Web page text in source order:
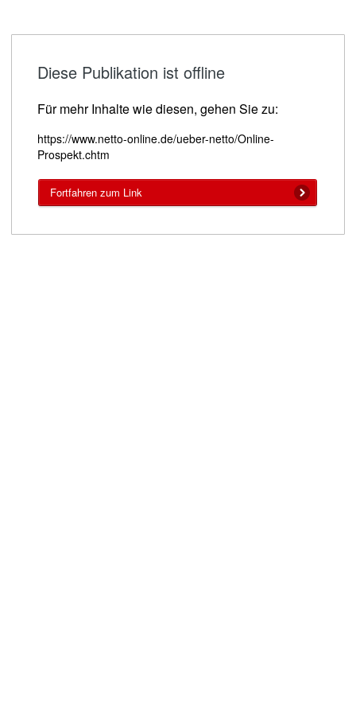
Diese Publikation ist offline
Für mehr Inhalte wie diesen, gehen Sie zu:
https://www.netto-online.de/ueber-netto/Online-
Prospekt.chtm
Fortfahren zum Link